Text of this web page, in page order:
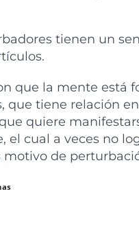
tienen un
que la mente está
que tiene relación
quiere
el cual a veces no
motivo de